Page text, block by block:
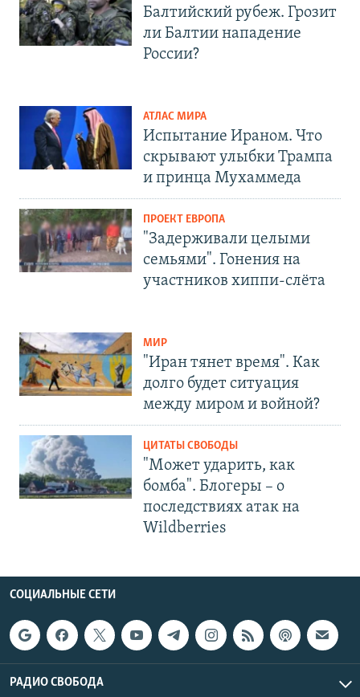
Балтийский рубеж. Грозит
ли Балтии нападение
России?
АТЛАС МИРА
Испытание Ираном. Что
скрывают улыбки Трампа
и принца Мухаммеда
ПРОЕКТ ЕВРОПА
"Задерживали целыми
семьями". Гонения на
участников хиппи-слёта
МИР
"Иран тянет время". Как
долго будет ситуация
между миром и войной?
ЦИТАТЫ СВОБОДЫ
"Может ударить, как
бомба". Блогеры – о
последствиях атак на
Wildberries
СОЦИАЛЬНЫЕ СЕТИ
РАДИО СВОБОДА